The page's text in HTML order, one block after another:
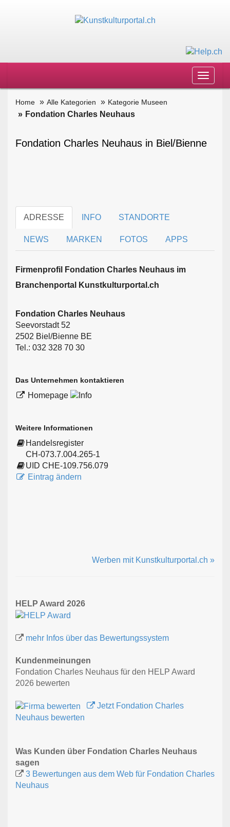
Toggle
Home Alle Kategorien Kategorie Museen
Fondation Charles Neuhaus
Fondation Charles Neuhaus in Biel/Bienne
ADRESSE INFO STANDORTE
NEWS MARKEN FOTOS APPS
Firmen­profil Fondation Charles Neuhaus im
Branchen­portal Kunstkulturportal.ch
Fondation Charles Neuhaus
Seevorstadt 52
2502 Biel/Bienne BE
Tel.: 032 328 70 30
Das Unternehmen kontaktieren
Homepage
Weitere Informationen
Handelsregister
CH-073.7.004.265-1
UID CHE-109.756.079
Eintrag ändern
Werben mit Kunstkulturportal.ch »
HELP Award 2026
mehr Infos über das Bewertungssystem
Kundenmeinungen
Fondation Charles Neuhaus für den HELP Award
2026 bewerten
Jetzt Fondation Charles
Neuhaus bewerten
Was Kunden über Fondation Charles Neuhaus
sagen
3 Bewertungen aus dem Web für Fondation Charles
Neuhaus